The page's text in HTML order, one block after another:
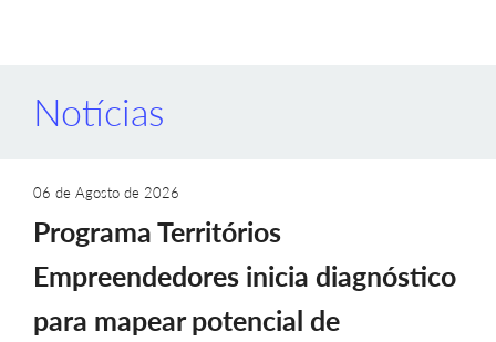
Notícias
06 de Agosto de 2026
Programa Territórios
Empreendedores inicia diagnóstico
para mapear potencial de